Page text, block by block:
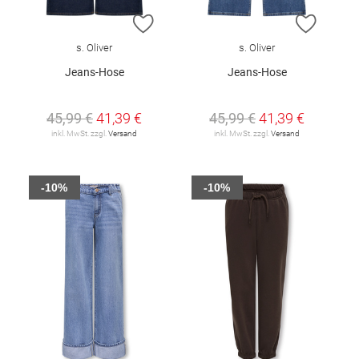
ZUR WUNSCHLISTE HINZUFÜGEN
s. Oliver
Jeans-Hose
45,99 €41,39 €
inkl. MwSt. zzgl.Versand
ZUR
s. Oliver
Jeans-Hose
45,99 €41,39 €
inkl. MwSt. zzgl.Versand
-10% -10%